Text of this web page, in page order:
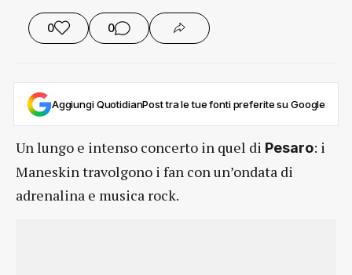
0 0
Aggiungi QuotidianPost tra le tue fonti preferite su Google
Un lungo e intenso concerto in quel di Pesaro: i
Maneskin travolgono i fan con un’ondata di
adrenalina e musica rock.